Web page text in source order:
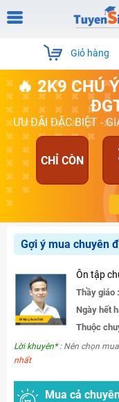
Giỏ hàng
🔥 2K9 CHÚ
ƯU ĐÃI ĐẶC BIỆT -
CHỈ CÒN
Gợi ý mua chuyên
Ôn tập
Thầy giáo :
Ngày hết
Thuộc
Lời khuyên*: Nên chọn
nhất
Mua cả